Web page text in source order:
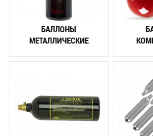
БАЛЛОНЫ
МЕТАЛЛИЧЕСКИЕ